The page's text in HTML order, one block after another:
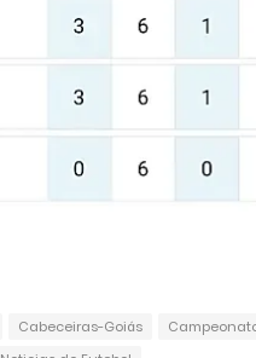
Cabeceiras-Goiás